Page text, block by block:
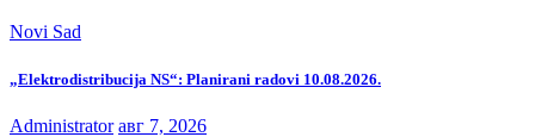
Novi Sad
„Elektrodistribucija NS“: Planirani radovi 10.08.2026.
Administrator авг 7, 2026